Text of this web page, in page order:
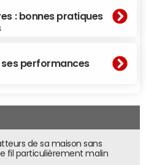
: bonnes pratiques
performances
de sa maison sans
fil particulièrement malin